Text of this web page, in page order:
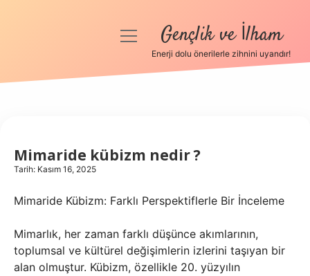
Anasayfa
Hakkımızda
menüyüGençlik ve İlham
Enerji dolu önerilerle zihnini uyandır!
Mimaride kübizm nedir ?
Tarih: Kasım 16, 2025
Mimaride Kübizm: Farklı Perspektiflerle Bir İnceleme
Mimarlık, her zaman farklı düşünce akımlarının,
toplumsal ve kültürel değişimlerin izlerini taşıyan bir
alan olmuştur. Kübizm, özellikle 20. yüzyılın